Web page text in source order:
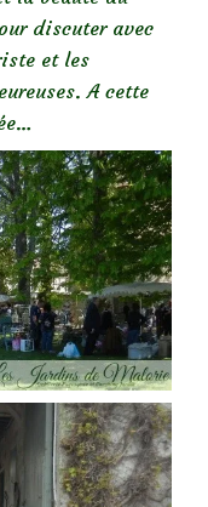
discuter avec
et les
A cette